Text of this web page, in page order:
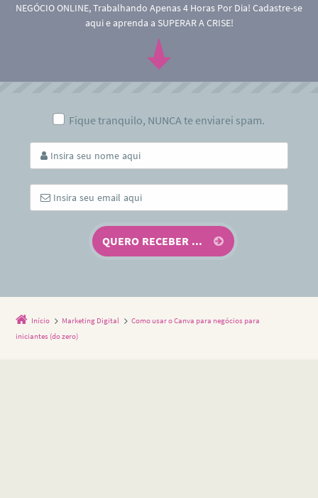
NEGÓCIO ONLINE, Trabalhando Apenas 4 Horas Por Dia! Cadastre-se
aqui e aprenda a SUPERAR A CRISE!
Fique tranquilo, NUNCA te enviarei spam.
Início Marketing Digital
Como usar o Canva para negócios para
iniciantes (do zero)